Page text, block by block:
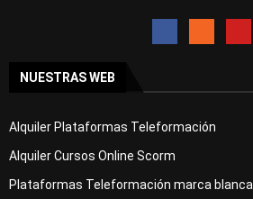
NUESTRAS WEB
Alquiler Plataformas Teleformación
Alquiler Cursos Online Scorm
Plataformas Teleformación marca blanca